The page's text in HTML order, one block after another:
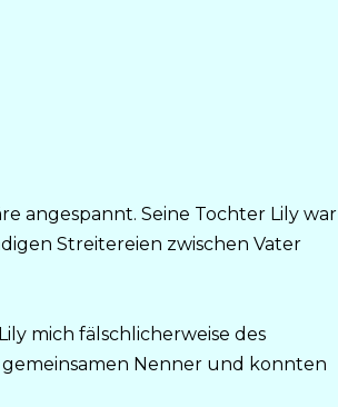
angespannt. Seine Tochter Lily war
Streitereien zwischen Vater
mich fälschlicherweise des
Nenner und konnten